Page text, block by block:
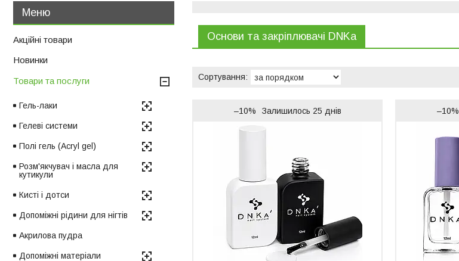
Основи та закріплювачі DNKa
–10% Залишилось 25 днів –10%
Акційні товари
Новинки
Товари та послуги
Гель-лаки
Гелеві системи
Полі гель (Acryl gel)
Розм'якчувач і масла для
кутикули
Кисті і дотси
Допоміжні рідини для нігтів
Акрилова пудра
Допоміжні матеріали